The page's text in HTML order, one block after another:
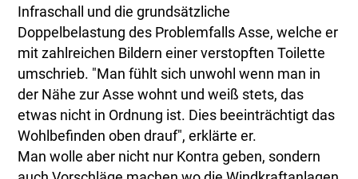
Infraschall und die grundsätzliche
Doppelbelastung des Problemfalls Asse, welche er
mit zahlreichen Bildern einer verstopften Toilette
umschrieb. "Man fühlt sich unwohl wenn man in
der Nähe zur Asse wohnt und weiß stets, das
etwas nicht in Ordnung ist. Dies beeinträchtigt das
Wohlbefinden oben drauf", erklärte er.
Man wolle aber nicht nur Kontra geben, sondern